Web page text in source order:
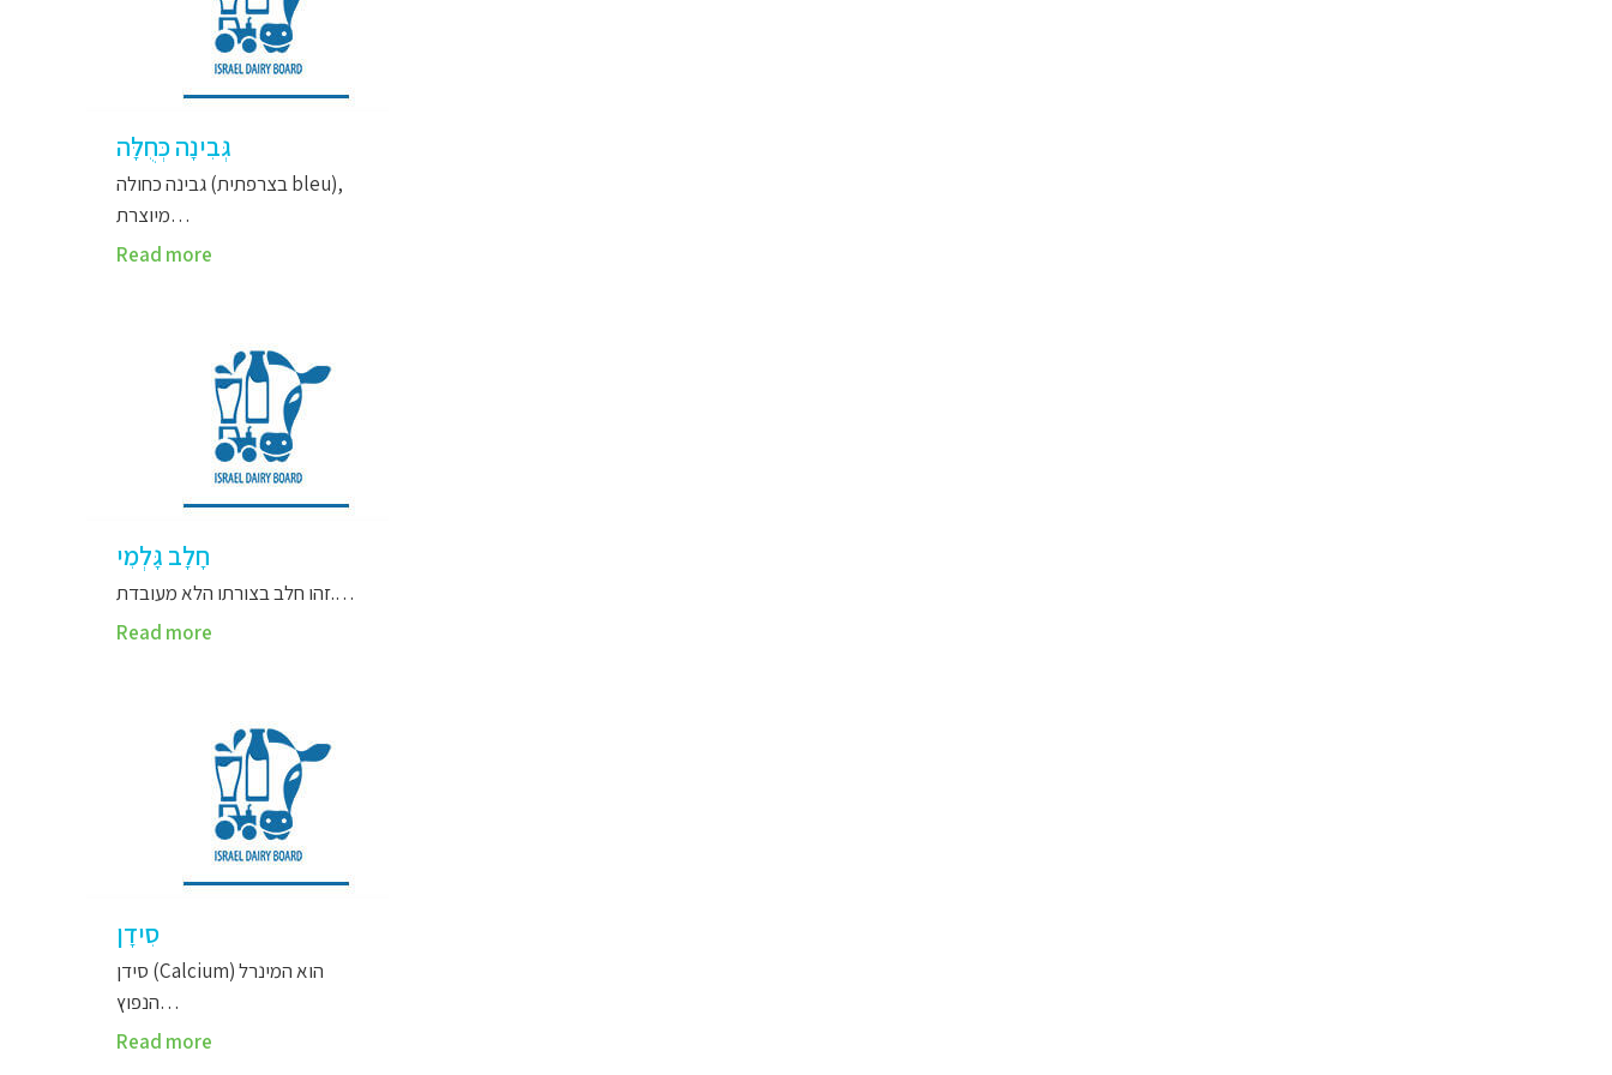
גְּבִינָה כְּחֻלָּה
גבינה כחולה (בצרפתית bleu),
מיוצרת…
Read more
חָלָב גָּלְמִי
זהו חלב בצורתו הלא מעובדת.…
Read more
סִידָן
סידן (Calcium) הוא המינרל
הנפוץ…
Read more